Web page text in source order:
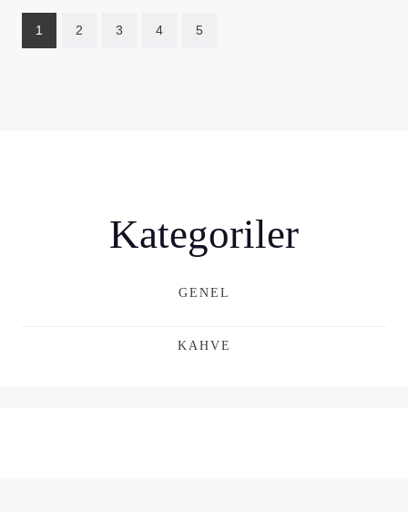
1 2 3 4 5
Kategoriler
GENEL
KAHVE